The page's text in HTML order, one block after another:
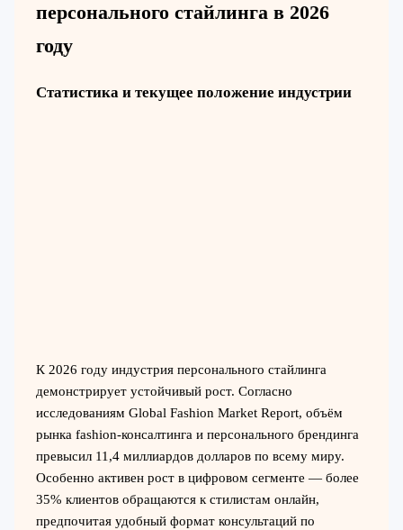
персонального стайлинга в 2026
году
Статистика и текущее положение индустрии
К 2026 году индустрия персонального стайлинга
демонстрирует устойчивый рост. Согласно
исследованиям Global Fashion Market Report, объём
рынка fashion-консалтинга и персонального брендинга
превысил 11,4 миллиардов долларов по всему миру.
Особенно активен рост в цифровом сегменте — более
35% клиентов обращаются к стилистам онлайн,
предпочитая удобный формат консультаций по